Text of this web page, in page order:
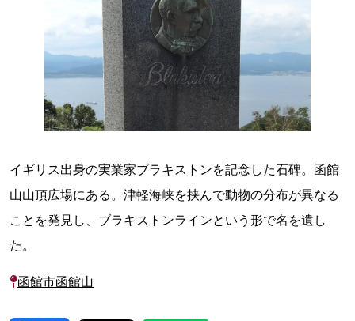
イギリス出身の実業家ブラキストンを記念した石碑。函館
山山頂広場にある。津軽海峡を挟んで動物の分布が異なる
ことを発見し、ブラキストンラインという形で名を遺し
た。
函館市函館山